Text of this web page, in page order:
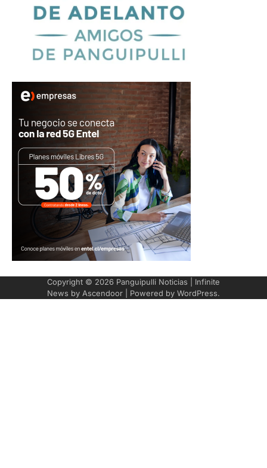
Copyright © 2026 Panguipulli Noticias | Infinite
News by Ascendoor | Powered by WordPress.